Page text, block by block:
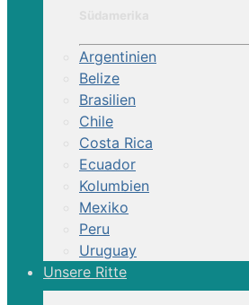
Argentinien
Belize
Brasilien
Chile
Costa Rica
Ecuador
Kolumbien
Mexiko
Peru
Uruguay
Unsere Ritte